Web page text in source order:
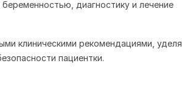
диагностику и лечение
клиническими рекомендациями,
пациентки.